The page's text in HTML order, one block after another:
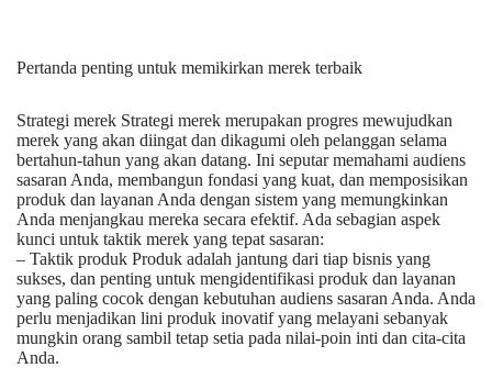
Pertanda penting untuk memikirkan merek terbaik
Strategi merek Strategi merek merupakan progres mewujudkan
merek yang akan diingat dan dikagumi oleh pelanggan selama
bertahun-tahun yang akan datang. Ini seputar memahami audiens
sasaran Anda, membangun fondasi yang kuat, dan memposisikan
produk dan layanan Anda dengan sistem yang memungkinkan
Anda menjangkau mereka secara efektif. Ada sebagian aspek
kunci untuk taktik merek yang tepat sasaran:
– Taktik produk Produk adalah jantung dari tiap bisnis yang
sukses, dan penting untuk mengidentifikasi produk dan layanan
yang paling cocok dengan kebutuhan audiens sasaran Anda. Anda
perlu menjadikan lini produk inovatif yang melayani sebanyak
mungkin orang sambil tetap setia pada nilai-poin inti dan cita-cita
Anda.